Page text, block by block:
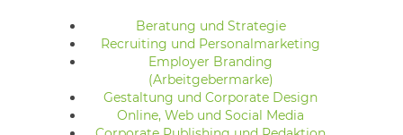
Beratung und Strategie
Recruiting und Personalmarketing
Employer Branding
(Arbeitgebermarke)
Gestaltung und Corporate Design
Online, Web und Social Media